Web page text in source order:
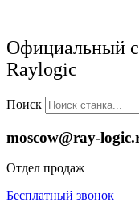
Официальный
Raylogic
Поиск
moscow@ray-
Отдел продаж
Бесплатный звонок